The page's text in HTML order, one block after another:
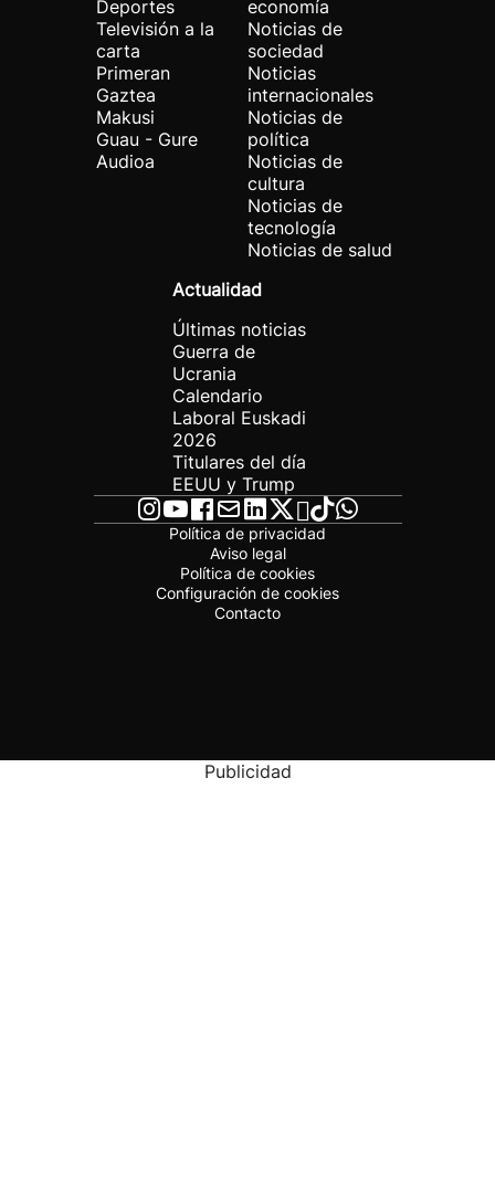
Deportes
Televisión a la
carta
Primeran
Gaztea
Makusi
Guau - Gure
Audioa
economía
Noticias de
sociedad
Noticias
internacionales
Noticias de
política
Noticias de
cultura
Noticias de
tecnología
Noticias de salud
Actualidad
Últimas noticias
Guerra de
Ucrania
Calendario
Laboral Euskadi
2026
Titulares del día
EEUU y Trump
Política de privacidad
Aviso legal
Política de cookies
Configuración de cookies
Contacto
Publicidad